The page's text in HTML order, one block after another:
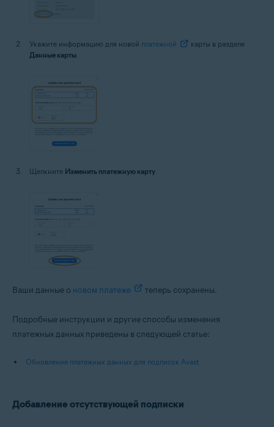
Укажите информацию для новой платежной
карты в разделе
Данные карты
Щелкните Изменить платежную карту.
Ваши данные о новом платеже теперь сохранены.
Подробные инструкции и другие способы изменения
платежных данных приведены в следующей статье:
Обновление платежных данных для подписок Avast
Добавление отсутствующей подписки